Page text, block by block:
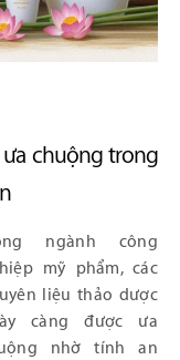
chuộng trong
ngành công
mỹ phẩm, các
liệu thảo dược
càng được ưa
nhờ tính an